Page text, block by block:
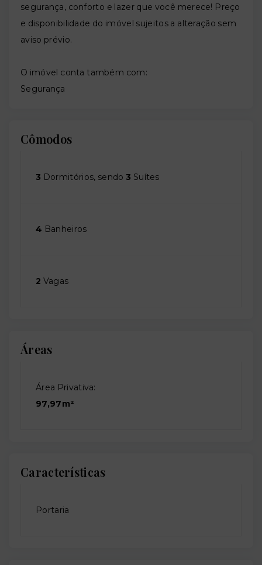
segurança, conforto e lazer que você merece! Preço
e disponibilidade do imóvel sujeitos a alteração sem
aviso prévio.
O imóvel conta também com:
Segurança
Cômodos
3 Dormitórios, sendo 3 Suítes
4 Banheiros
2 Vagas
Áreas
Área Privativa:
97,97m²
Características
Portaria